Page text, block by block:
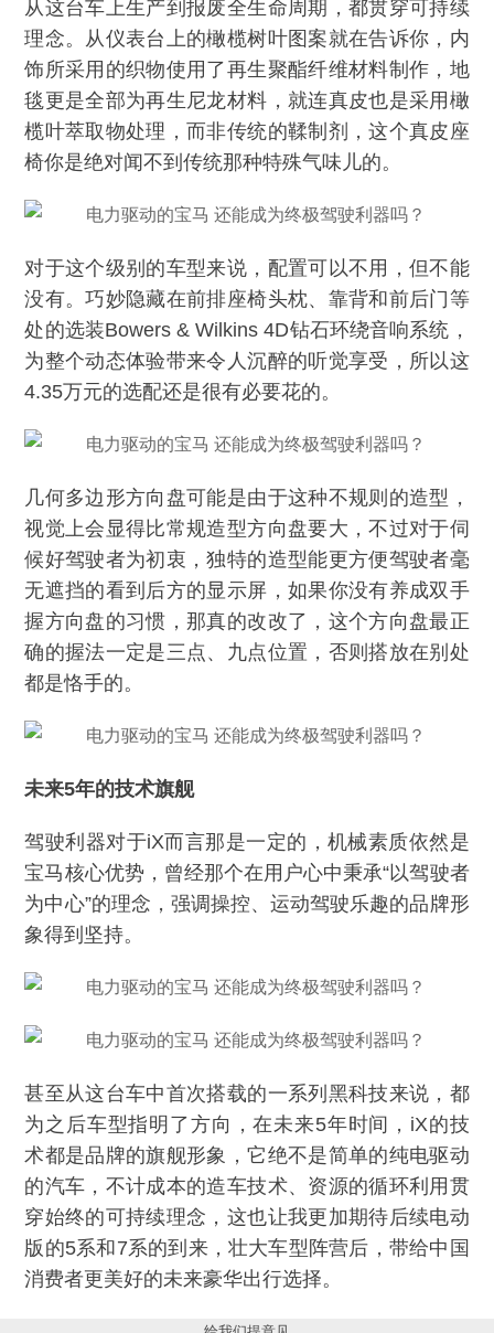
从这台车上生产到报废全生命周期，都贯穿可持续
理念。从仪表台上的橄榄树叶图案就在告诉你，内
饰所采用的织物使用了再生聚酯纤维材料制作，地
毯更是全部为再生尼龙材料，就连真皮也是采用橄
榄叶萃取物处理，而非传统的鞣制剂，这个真皮座
椅你是绝对闻不到传统那种特殊气味儿的。
对于这个级别的车型来说，配置可以不用，但不能
没有。巧妙隐藏在前排座椅头枕、靠背和前后门等
处的选装Bowers & Wilkins 4D钻石环绕音响系统，
为整个动态体验带来令人沉醉的听觉享受，所以这
4.35万元的选配还是很有必要花的。
几何多边形方向盘可能是由于这种不规则的造型，
视觉上会显得比常规造型方向盘要大，不过对于伺
候好驾驶者为初衷，独特的造型能更方便驾驶者毫
无遮挡的看到后方的显示屏，如果你没有养成双手
握方向盘的习惯，那真的改改了，这个方向盘最正
确的握法一定是三点、九点位置，否则搭放在别处
都是恪手的。
未来5年的技术旗舰
驾驶利器对于iX而言那是一定的，机械素质依然是
宝马核心优势，曾经那个在用户心中秉承“以驾驶者
为中心”的理念，强调操控、运动驾驶乐趣的品牌形
象得到坚持。
甚至从这台车中首次搭载的一系列黑科技来说，都
为之后车型指明了方向，在未来5年时间，iX的技
术都是品牌的旗舰形象，它绝不是简单的纯电驱动
的汽车，不计成本的造车技术、资源的循环利用贯
穿始终的可持续理念，这也让我更加期待后续电动
版的5系和7系的到来，壮大车型阵营后，带给中国
消费者更美好的未来豪华出行选择。